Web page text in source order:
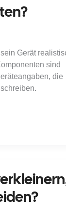
Gerät
sind
die